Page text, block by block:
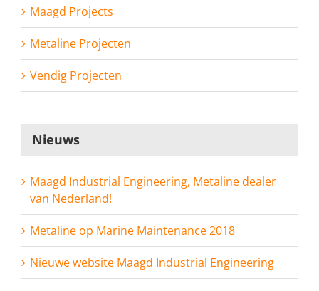
Maagd Projects
Metaline Projecten
Vendig Projecten
Nieuws
Maagd Industrial Engineering, Metaline dealer
van Nederland!
Metaline op Marine Maintenance 2018
Nieuwe website Maagd Industrial Engineering